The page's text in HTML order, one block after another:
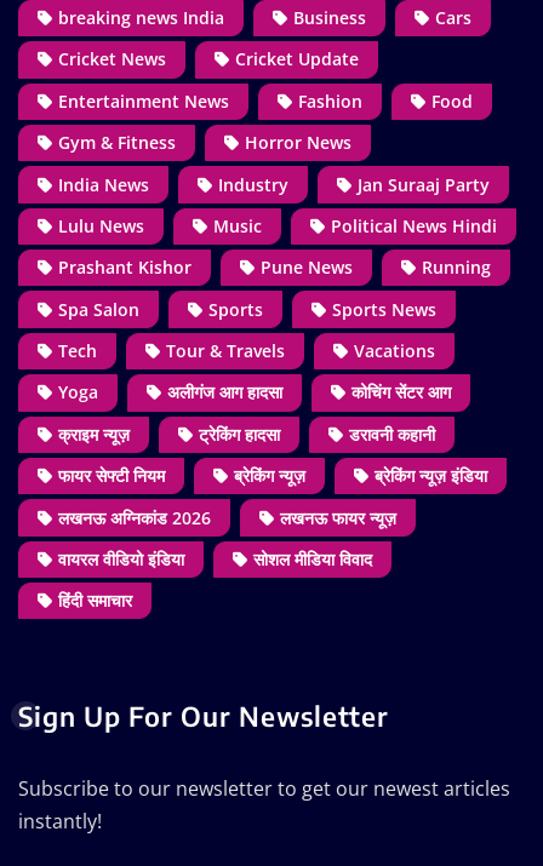
breaking news India
Business
Cars
Cricket News
Cricket Update
Entertainment News
Fashion
Food
Gym & Fitness
Horror News
India News
Industry
Jan Suraaj Party
Lulu News
Music
Political News Hindi
Prashant Kishor
Pune News
Running
Spa Salon
Sports
Sports News
Tech
Tour & Travels
Vacations
Yoga
अलीगंज आग हादसा
कोचिंग सेंटर आग
क्राइम न्यूज़
ट्रेकिंग हादसा
डरावनी कहानी
फायर सेफ्टी नियम
ब्रेकिंग न्यूज़
ब्रेकिंग न्यूज़ इंडिया
लखनऊ अग्निकांड 2026
लखनऊ फायर न्यूज़
वायरल वीडियो इंडिया
सोशल मीडिया विवाद
हिंदी समाचार
Sign Up For Our Newsletter
Subscribe to our newsletter to get our newest articles
instantly!